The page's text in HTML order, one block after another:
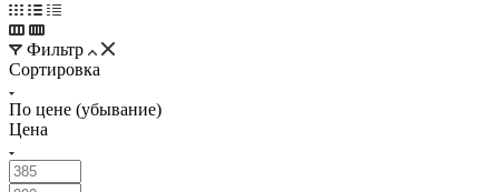
Фильтр
Сортировка
По цене (убывание)
Цена